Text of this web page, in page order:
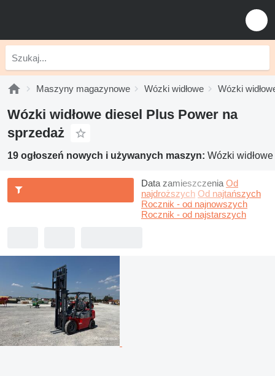
Maszyny magazynowe Wózki widłowe Wózki
Wózki widłowe diesel Plus Power na
sprzedaż
19 ogłoszeń nowych i używanych maszyn: Wózki
Data zamieszczenia Od
najdroższych Od najtańszych
Rocznik - od najnowszych
Rocznik - od najstarszych